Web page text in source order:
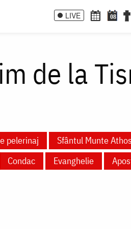
LIVE 08
de la
pelerinaj Sfântul Munte Athos
Condac Evanghelie